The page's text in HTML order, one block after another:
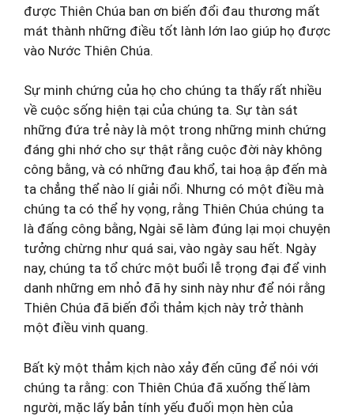
được Thiên Chúa ban ơn biến đổi đau thương mất
mát thành những điều tốt lành lớn lao giúp họ được
vào Nước Thiên Chúa.
Sự minh chứng của họ cho chúng ta thấy rất nhiều
về cuộc sống hiện tại của chúng ta. Sự tàn sát
những đứa trẻ này là một trong những minh chứng
đáng ghi nhớ cho sự thật rằng cuộc đời này không
công bằng, và có những đau khổ, tai hoạ ập đến mà
ta chẳng thể nào lí giải nổi. Nhưng có một điều mà
chúng ta có thể hy vọng, rằng Thiên Chúa chúng ta
là đấng công bằng, Ngài sẽ làm đúng lại mọi chuyện
tưởng chừng như quá sai, vào ngày sau hết. Ngày
nay, chúng ta tổ chức một buổi lễ trọng đại để vinh
danh những em nhỏ đã hy sinh này như để nói rằng
Thiên Chúa đã biến đổi thảm kịch này trở thành
một điều vinh quang.
Bất kỳ một thảm kịch nào xảy đến cũng để nói với
chúng ta rằng: con Thiên Chúa đã xuống thế làm
người, mặc lấy bản tính yếu đuối mọn hèn của